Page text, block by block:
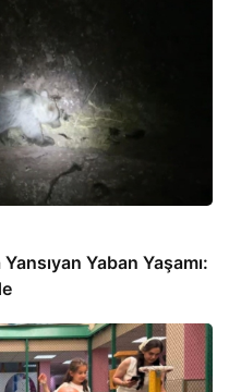
Yaban Yaşamı: